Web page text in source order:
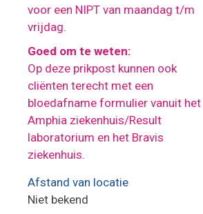
voor een NIPT van maandag t/m
vrijdag.
Goed om te weten:
Op deze prikpost kunnen ook
cliënten terecht met een
bloedafname formulier vanuit het
Amphia ziekenhuis/Result
laboratorium en het Bravis
ziekenhuis.
Afstand van locatie
Niet bekend